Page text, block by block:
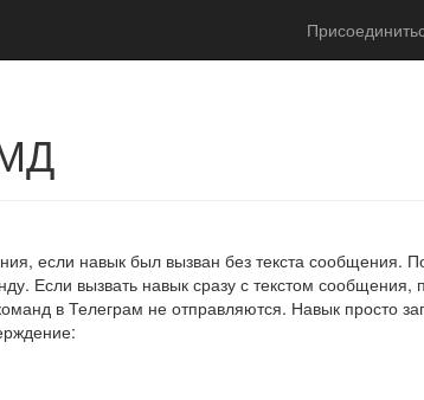
если навык был вызван без текста сообщения.
Если вызвать навык сразу с текстом сообщения,
в Телеграм не отправляются. Навык просто